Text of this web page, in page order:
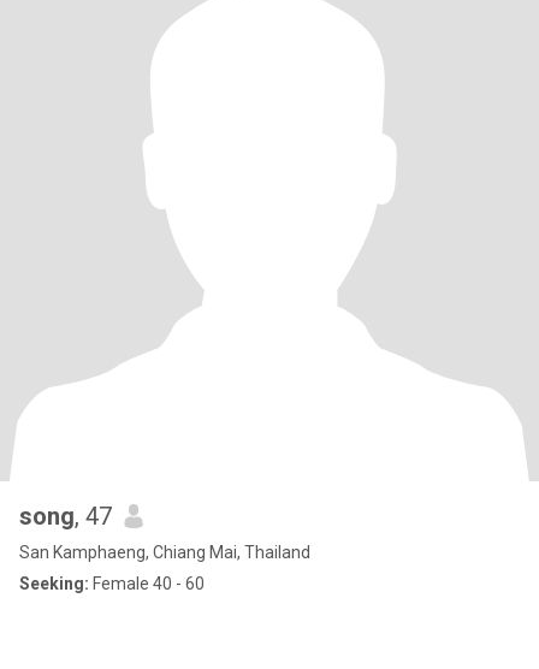
song, 47
San Kamphaeng, Chiang Mai, Thailand
Seeking: Female 40 - 60